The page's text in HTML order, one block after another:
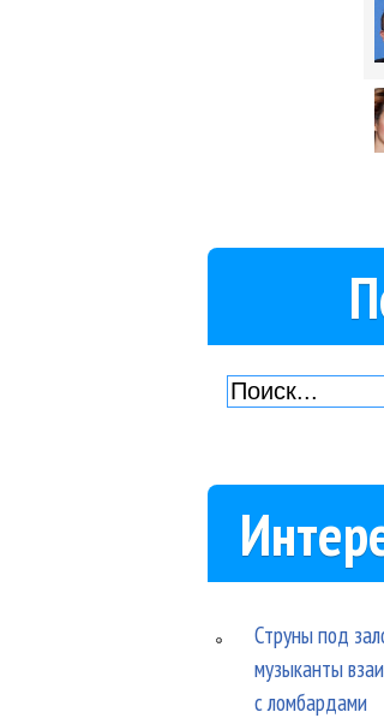
Струны под
музыканты
с ломбардами